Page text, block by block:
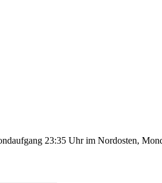
23:35 Uhr im Nordosten,